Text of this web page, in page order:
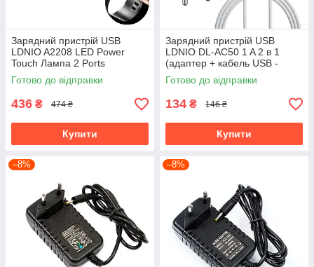
Зарядний пристрій USB
LDNIO A2208 LED Power
Touch Лампа 2 Ports
Готово до відправки
436 ₴ 474 ₴
Купити
Зарядний пристрій USB
LDNIO DL-AC50 1 A 2 в 1
(адаптер + кабель USB -
Lightning)
Готово до відправки
134 ₴ 146 ₴
Купити
–8% –8%